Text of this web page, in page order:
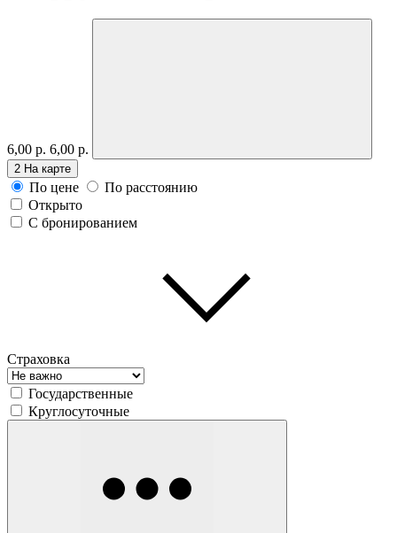
6,00 р. 6,00 р.
2 На карте
По цене
По расстоянию
Открыто
С бронированием
Страховка
Государственные
Круглосуточные